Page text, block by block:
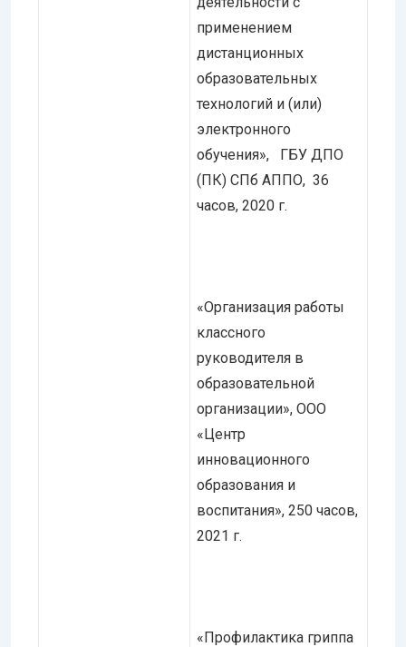
применением
дистанционных
образовательных
технологий и (или)
электронного
обучения», ГБУ ДПО
(ПК) СПб АППО, 36
часов, 2020 г.
«Организация работы
классного
руководителя в
образовательной
организации», ООО
«Центр
инновационного
образования и
воспитания», 250 часов,
2021 г.
«Профилактика гриппа